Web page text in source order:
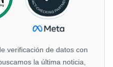
verificación de datos con
la última noticia,